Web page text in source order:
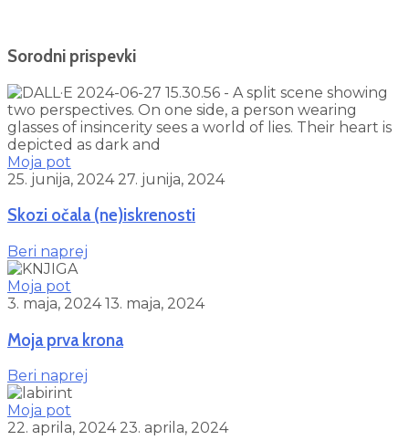
Sorodni prispevki
Moja pot
25. junija, 2024 27. junija, 2024
Skozi očala (ne)iskrenosti
Beri naprej
Moja pot
3. maja, 202413. maja, 2024
Moja prva krona
Beri naprej
Moja pot
22. aprila, 2024 23. aprila, 2024